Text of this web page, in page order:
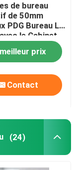
de bureau
de 50mm
PDG Bureau L
le Cabinet
meilleur prix
Contact
(24)